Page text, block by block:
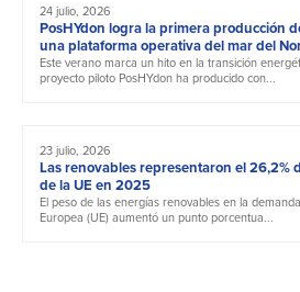
24 julio, 2026
PosHYdon logra la primera producción
una plataforma operativa del mar del
Este verano marca un hito en la transición
proyecto piloto PosHYdon ha producido con...
23 julio, 2026
Las renovables representaron el 26,2%
de la UE en 2025
El peso de las energías renovables en la
Europea (UE) aumentó un punto porcentua...